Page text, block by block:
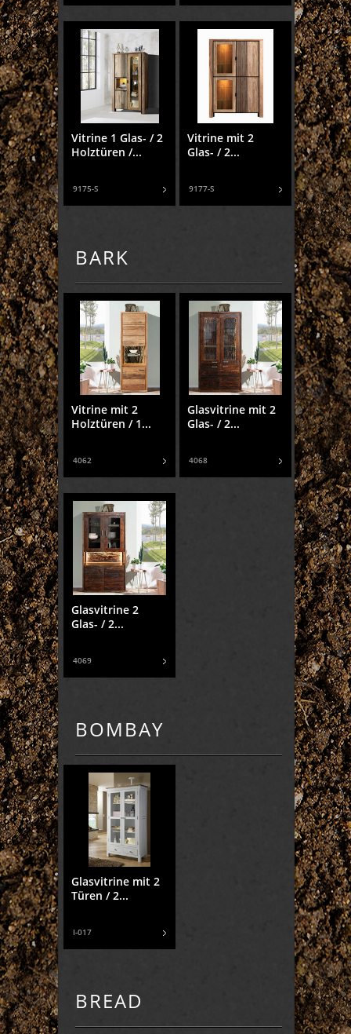
Vitrine 1 Glas- / 2
Holztüren /...
9175-S
Vitrine mit 2
Glas- / 2...
9177-S
BARK
Vitrine mit 2
Holztüren / 1...
4062
Glasvitrine mit 2
Glas- / 2...
4068
Glasvitrine 2
Glas- / 2...
4069
BOMBAY
Glasvitrine mit 2
Türen / 2...
I-017
BREAD